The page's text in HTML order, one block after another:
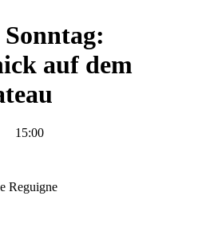
auf dem
15:00
Reguigne